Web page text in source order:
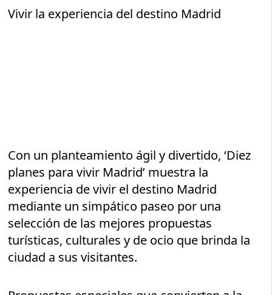
Vivir la experiencia del destino Madrid
Con un planteamiento ágil y divertido, ‘Diez
planes para vivir Madrid’ muestra la
experiencia de vivir el destino Madrid
mediante un simpático paseo por una
selección de las mejores propuestas
turísticas, culturales y de ocio que brinda la
ciudad a sus visitantes.